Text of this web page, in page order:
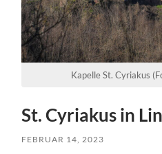
Kapelle St. Cyriakus
St. Cyriakus in
FEBRUAR 14, 2023